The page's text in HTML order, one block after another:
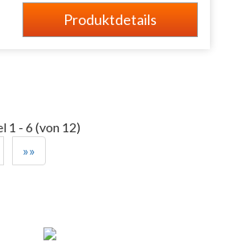
Produktdetails
1 - 6 (von 12)
»»